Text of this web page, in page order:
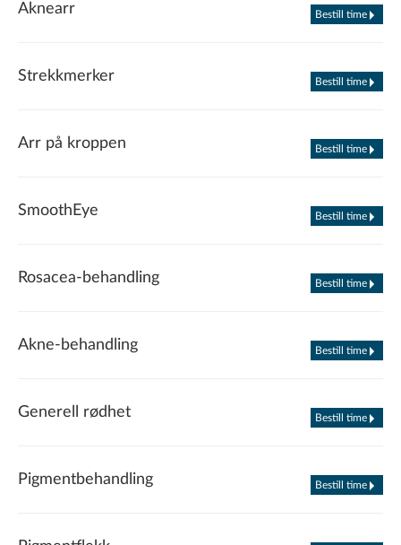
Aknearr Bestill time
Strekkmerker Bestill time
Arr på kroppen Bestill time
SmoothEye Bestill time
Rosacea-behandling Bestill time
Akne-behandling Bestill time
Generell rødhet Bestill time
Pigmentbehandling Bestill time